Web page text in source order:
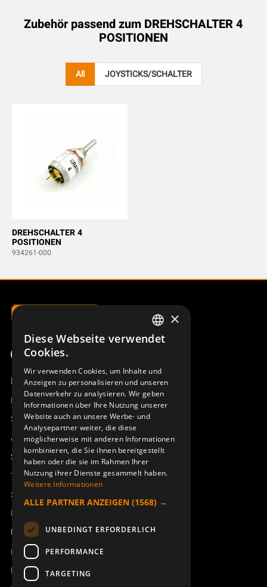
Zubehör passend zum DREHSCHALTER 4
POSITIONEN
All JOYSTICKS/SCHALTER
DREHSCHALTER 4
POSITIONEN
934261-000
Produktübersicht
Remotus
Sesam
Access_Ctrl
Support
Technischer Support
Service buchen
Handbücher und Videoanleitungen
Über Åkerströms
Kontakt
Neuigkeiten
SWEDISH
DEUTSCH
×
Diese Webseite verwendet
Cookies.
Wir verwenden Cookies, um Inhalte und
Anzeigen zu personalisieren und unseren
Datenverkehr zu analysieren. Wir geben
Informationen über Ihre Nutzung unserer
Website auch an unsere Werbe- und
Analysepartner weiter, die diese
möglicherweise mit anderen Informationen
kombinieren, die Sie ihnen bereitgestellt
haben oder die sie im Rahmen Ihrer
Nutzung ihrer Dienste gesammelt haben.
Weitere Informationen
ALLE PARTNER ANZEIGEN (1568) →
UNBEDINGT ERFORDERLICH
PERFORMANCE
TARGETING